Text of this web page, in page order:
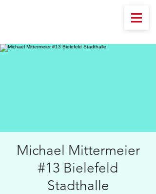
Michael Mittermeier
#13 Bielefeld
Stadthalle